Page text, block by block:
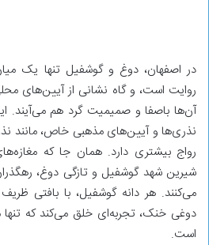
در اصفهان، دوغ و گوشفیل تنها یک
روایت است، و گاه نشانی از آیین‌های
آن‌ها باصفا و صمیمیت گرد هم می‌آیند.
نذری‌ها و آیین‌های مذهبی خاص، مانند
رواج بیشتری دارد. همان جا که
شیرین شهد گوشفیل و تازگی دوغ،
می‌کنند. هر دانه گوشفیل، با بافتی
دوغی خنک، تجربه‌ای خلق می‌کند که
است.